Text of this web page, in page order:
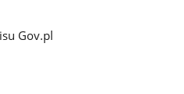
Gov.pl